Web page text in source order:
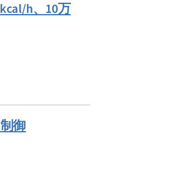
h、10万
御